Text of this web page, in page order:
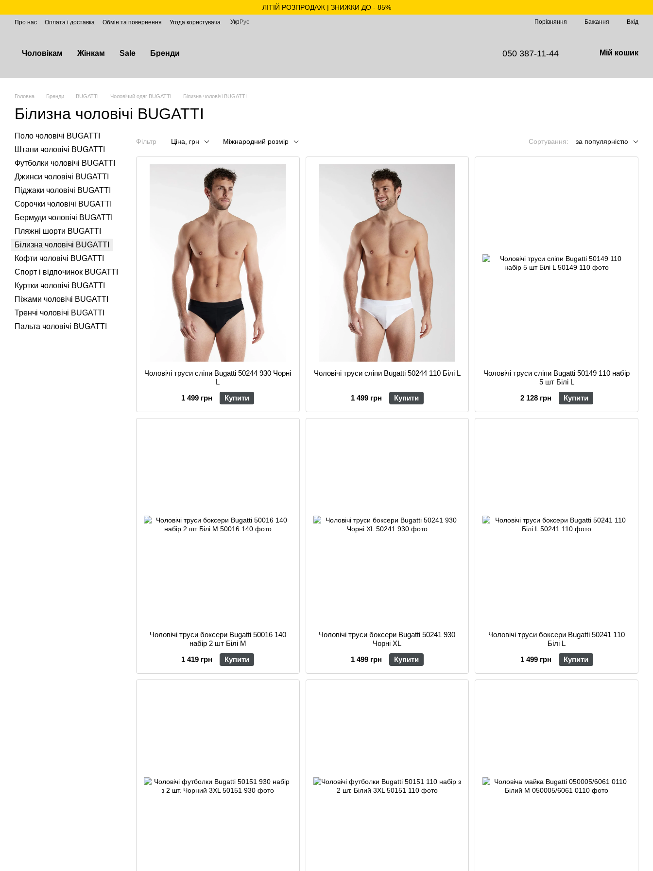
ЛІТІЙ РОЗПРОДАЖ | ЗНИЖКИ ДО - 85%
Про нас Оплата і доставка Обмін та повернення Угода користувача УкрРус Порівняння Бажання Вхід
Чоловікам Жінкам Sale Бренди 050 387-11-44 Мій кошик
Головна Бренди BUGATTІ Чоловічий одяг BUGATTI Білизна чоловічі BUGATTI
Білизна чоловічі BUGATTI
Фільтр Ціна, грн Міжнародний розмір Сортування: за популярністю
Чоловічі труси сліпи Bugatti 50244 930 Чорні
L
1 499 грн
Купити
Чоловічі труси сліпи Bugatti 50244 110 Білі L
1 499 грн Купити
Чоловічі труси сліпи Bugatti 50149 110 набір
5 шт Білі L
2 128 грн
Купити
Чоловічі труси боксери Bugatti 50016 140
набір 2 шт Білі M
1 419 грн
Купити
Чоловічі труси боксери Bugatti 50241 930
Чорні XL
1 499 грн
Купити
Чоловічі труси боксери Bugatti 50241 110
Білі L
1 499 грн
Купити
Поло чоловічі BUGATTI
Штани чоловічі BUGATTI
Футболки чоловічі BUGATTI
Джинси чоловічі BUGATTI
Піджаки чоловічі BUGATTI
Сорочки чоловічі BUGATTI
Бермуди чоловічі BUGATTI
Пляжні шорти BUGATTI
Білизна чоловічі BUGATTI
Кофти чоловічі BUGATTI
Спорт і відпочинок BUGATTI
Куртки чоловічі BUGATTI
Піжами чоловічі BUGATTI
Тренчі чоловічі BUGATTI
Пальта чоловічі BUGATTI